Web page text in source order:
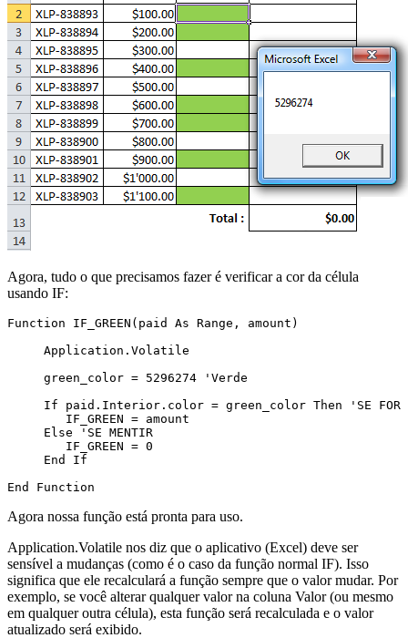
Agora, tudo o que precisamos fazer é verificar a cor da célula
usando IF:
Function IF_GREEN(paid As Range, amount)
     Application.Volatile
     green_color = 5296274 'Verde
If paid.Interior.color = green_color Then 'SE FOR
        IF_GREEN = amount
     Else 'SE MENTIR
        IF_GREEN = 0
     End If
Agora nossa função está pronta para uso.
Application.Volatile nos diz que o aplicativo (Excel) deve ser
sensível a mudanças (como é o caso da função normal IF). Isso
significa que ele recalculará a função sempre que o valor mudar. Por
exemplo, se você alterar qualquer valor na coluna Valor (ou mesmo
em qualquer outra célula), esta função será recalculada e o valor
atualizado será exibido.